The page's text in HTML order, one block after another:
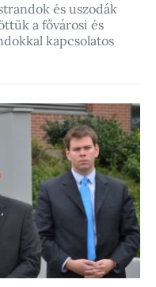
és uszodák
a fővárosi és
kapcsolatos